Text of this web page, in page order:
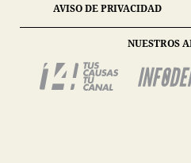
AVISO DE PRIVACIDAD
NUESTROS